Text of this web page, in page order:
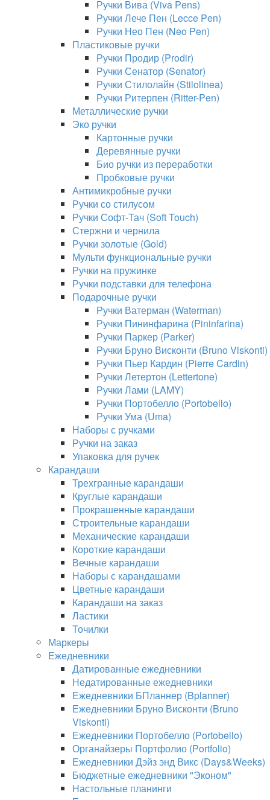
Ручки Вива (Viva Pens)
Ручки Лече Пен (Lecce Pen)
Ручки Нео Пен (Neo Pen)
Пластиковые ручки
Ручки Продир (Prodir)
Ручки Сенатор (Senator)
Ручки Стилолайн (Stilolinea)
Ручки Ритерпен (Ritter-Pen)
Металлические ручки
Эко ручки
Картонные ручки
Деревянные ручки
Био ручки из переработки
Пробковые ручки
Антимикробные ручки
Ручки со стилусом
Ручки Софт-Тач (Soft Touch)
Стержни и чернила
Ручки золотые (Gold)
Мульти функциональные ручки
Ручки на пружинке
Ручки подставки для телефона
Подарочные ручки
Ручки Ватерман (Waterman)
Ручки Пининфарина (Pininfarina)
Ручки Паркер (Parker)
Ручки Бруно Висконти (Bruno Viskonti)
Ручки Пьер Кардин (Pierre Cardin)
Ручки Летертон (Lettertone)
Ручки Лами (LAMY)
Ручки Портобелло (Portobello)
Ручки Ума (Uma)
Наборы с ручками
Ручки на заказ
Упаковка для ручек
Карандаши
Трехгранные карандаши
Круглые карандаши
Прокрашенные карандаши
Строительные карандаши
Механические карандаши
Короткие карандаши
Вечные карандаши
Наборы с карандашами
Цветные карандаши
Карандаши на заказ
Ластики
Точилки
Маркеры
Ежедневники
Датированные ежедневники
Недатированные ежедневники
Ежедневники БПланнер (Bplanner)
Ежедневники Бруно Висконти (Bruno
Viskonti)
Ежедневники Портобелло (Portobello)
Органайзеры Портфолио (Portfolio)
Ежедневники Дэйз энд Викс (Days&Weeks)
Бюджетные ежедневники "Эконом"
Настольные планинги